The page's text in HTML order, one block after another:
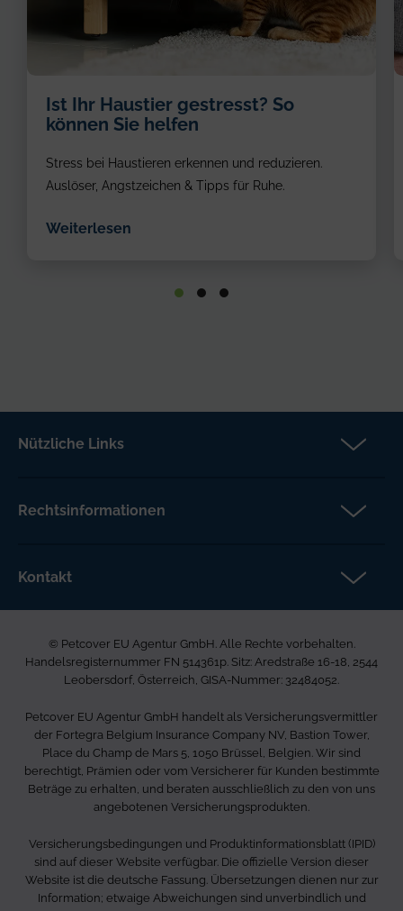
Ist Ihr Haustier gestresst? So
können Sie helfen
Stress bei Haustieren erkennen und reduzieren.
Auslöser, Angstzeichen & Tipps für Ruhe.
Weiterlesen
Nützliche Links
FAQs DE
Rechtsinformationen
Seitenverzeichnis
Kontakt
2544 Leobersdorf
Österreich
info.de@petcovergroup.com
© Petcover EU Agentur GmbH. Alle Rechte vorbehalten.
Handelsregisternummer FN 514361p. Sitz: Aredstraße 16-18, 2544
Leobersdorf, Österreich, GISA-Nummer: 32484052.
Petcover EU Agentur GmbH handelt als Versicherungsvermittler
der Fortegra Belgium Insurance Company NV, Bastion Tower,
Place du Champ de Mars 5, 1050 Brüssel, Belgien. Wir sind
berechtigt, Prämien oder vom Versicherer für Kunden bestimmte
Beträge zu erhalten, und beraten ausschließlich zu den von uns
angebotenen Versicherungsprodukten.
Versicherungsbedingungen und Produktinformationsblatt (IPID)
sind auf dieser Website verfügbar. Die offizielle Version dieser
Website ist die deutsche Fassung. Übersetzungen dienen nur zur
Information; etwaige Abweichungen sind unverbindlich und